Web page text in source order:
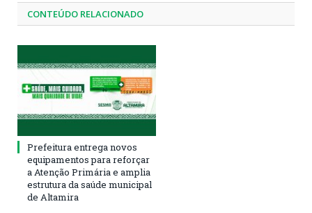
CONTEÚDO RELACIONADO
Prefeitura entrega novos
equipamentos para reforçar
a Atenção Primária e amplia
estrutura da saúde municipal
de Altamira